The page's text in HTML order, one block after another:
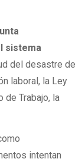
sistema
del desastre de
laboral, la Ley
de Trabajo, la
intentan